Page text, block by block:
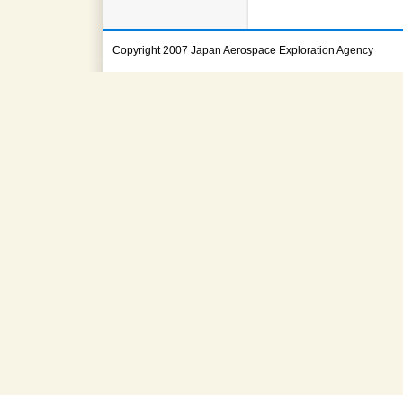
Copyright 2007 Japan Aerospace Exploration Agency